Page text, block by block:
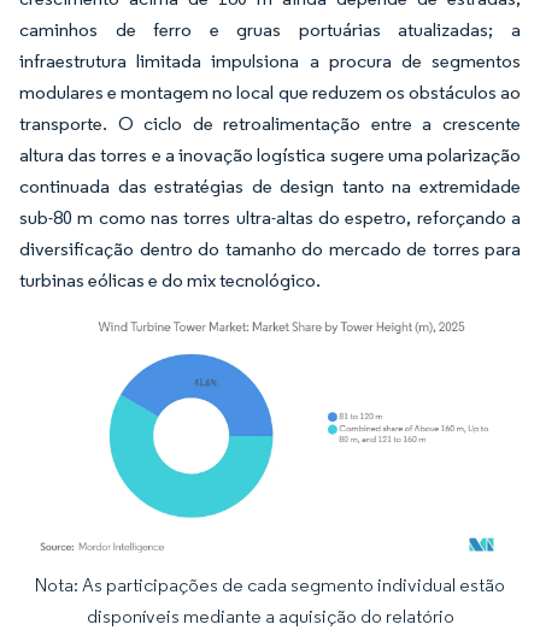
caminhos de ferro e gruas portuárias atualizadas; a
infraestrutura limitada impulsiona a procura de segmentos
modulares e montagem no local que reduzem os obstáculos ao
transporte. O ciclo de retroalimentação entre a crescente
altura das torres e a inovação logística sugere uma polarização
continuada das estratégias de design tanto na extremidade
sub-80 m como nas torres ultra-altas do espetro, reforçando a
diversificação dentro do tamanho do mercado de torres para
turbinas eólicas e do mix tecnológico.
Imagem © Mordor Intelligence. O reuso requer atribuição conforme CC BY 4.0.
Nota: As participações de cada segmento individual estão
disponíveis mediante a aquisição do relatório